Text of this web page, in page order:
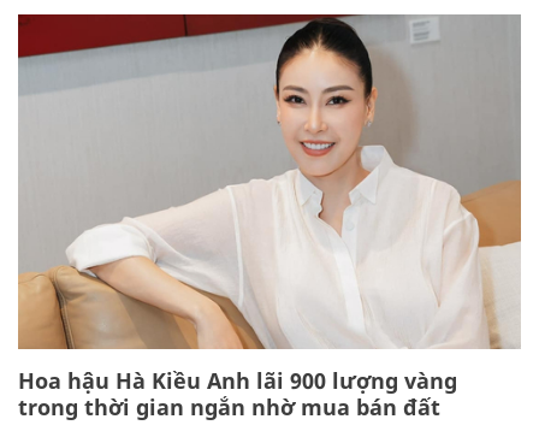
Hoa hậu Hà Kiều Anh lãi 900 lượng vàng
trong thời gian ngắn nhờ mua bán đất